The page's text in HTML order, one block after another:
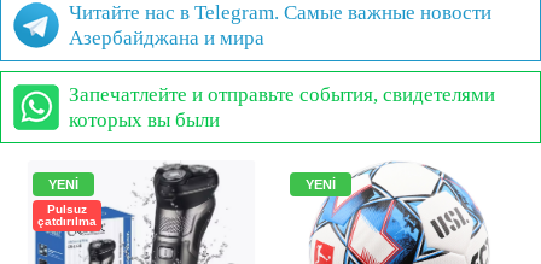
Читайте нас в Telegram. Самые важные новости
Азербайджана и мира
Запечатлейте и отправьте события, свидетелями
которых вы были